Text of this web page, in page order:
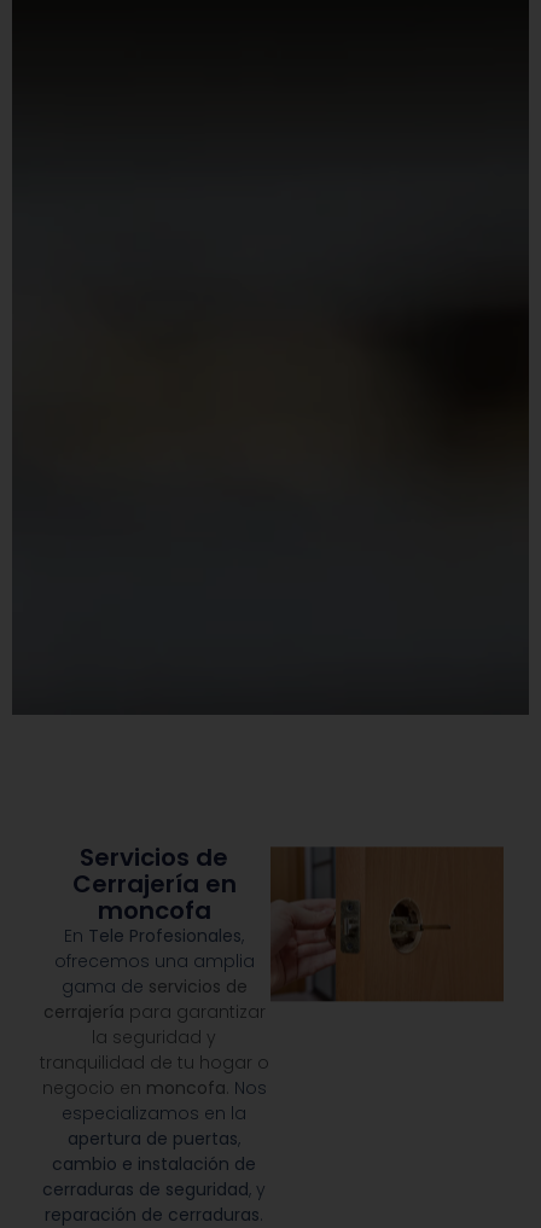
Servicios de
Cerrajería en
moncofa
En Tele Profesionales,
ofrecemos una amplia
gama de servicios de
cerrajería para garantizar
la seguridad y
tranquilidad de tu hogar o
negocio en moncofa. Nos
especializamos en la
apertura de puertas,
cambio e instalación de
cerraduras de seguridad, y
reparación de cerraduras.